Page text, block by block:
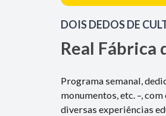
DOIS DEDOS DE
Real Fábrica
Programa semanal,
monumentos, etc. –,
diversas experiências